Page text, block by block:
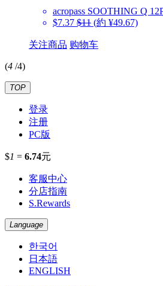
acropass SOOTHING Q
$7.37 $11 (約 ¥49.67)
关注商品 购物车
(4 /4)
TOP
登录
注册
PC版
$1 = 6.74元
客服中心
分店指南
S.Rewards
Language
한국어
日本語
ENGLISH